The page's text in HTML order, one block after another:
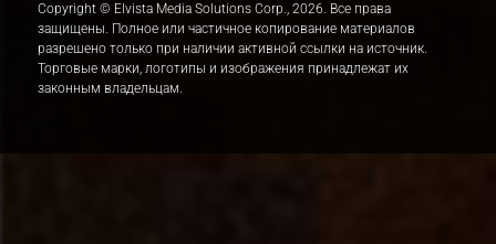
Copyright © Elvista Media Solutions Corp., 2026. Все права
защищены. Полное или частичное копирование материалов
разрешено только при наличии активной ссылки на источник.
Торговые марки, логотипы и изображения принадлежат их
законным владельцам.